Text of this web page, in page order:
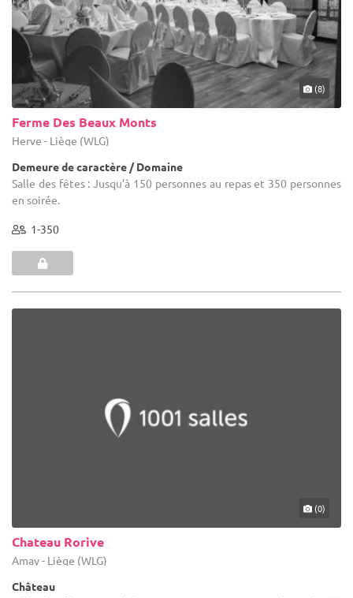
(8)
Ferme Des Beaux Monts
Herve - Liège (WLG)
Demeure de caractère / Domaine
Salle des fêtes : Jusqu’à 150 personnes au repas et 350 personnes
en soirée.
1-350
(0)
Chateau Rorive
Amay - Liège (WLG)
Château